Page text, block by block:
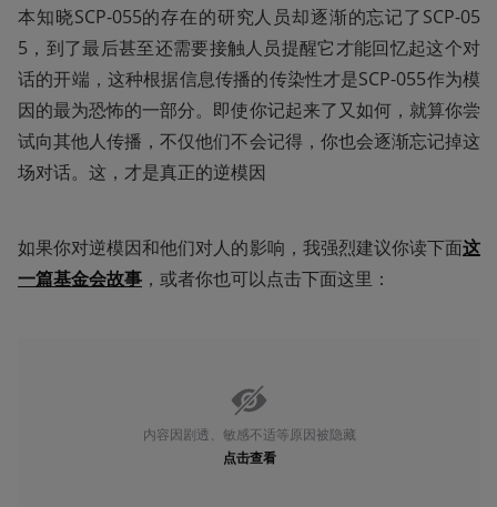
本知晓SCP-055的存在的研究人员却逐渐的忘记了SCP-05
5，到了最后甚至还需要接触人员提醒它才能回忆起这个对
话的开端，这种根据信息传播的传染性才是SCP-055作为模
因的最为恐怖的一部分。即使你记起来了又如何，就算你尝
试向其他人传播，不仅他们不会记得，你也会逐渐忘记掉这
场对话。这，才是真正的逆模因
如果你对逆模因和他们对人的影响，我强烈建议你读下面这
一篇基金会故事 ，或者你也可以点击下面这里：
内容因剧透、敏感不适等原因被隐藏
点击查看